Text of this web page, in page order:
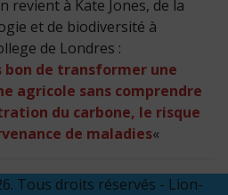
revient à Kate Jones, de la
et de biodiversité à
de Londres :
bon de transformer une
agricole sans comprendre
du carbone, le risque
de maladies«
Tous droits réservés - Lion-